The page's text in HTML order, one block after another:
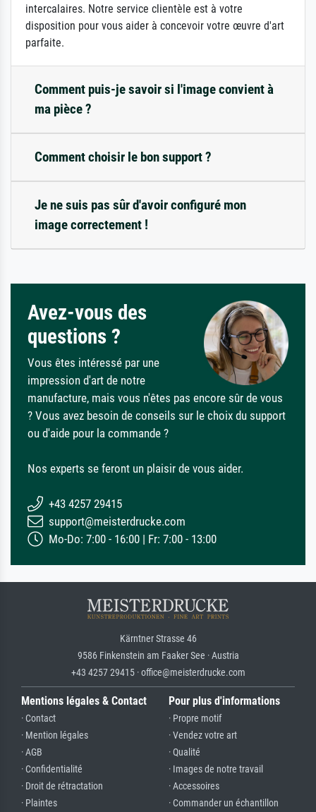
intercalaires. Notre service clientèle est à votre
disposition pour vous aider à concevoir votre œuvre d'art
parfaite.
Comment puis-je savoir si l'image convient à
ma pièce ?
Comment choisir le bon support ?
Je ne suis pas sûr d'avoir configuré mon
image correctement !
Avez-vous des
questions ?
Vous êtes intéressé par une
impression d'art de notre
manufacture, mais vous n'êtes pas encore sûr de vous
? Vous avez besoin de conseils sur le choix du support
ou d'aide pour la commande ?
Nos experts se feront un plaisir de vous aider.
+43 4257 29415
support@meisterdrucke.com
Mo-Do: 7:00 - 16:00 | Fr: 7:00 - 13:00
Kärntner Strasse 46
9586 Finkenstein am Faaker See · Austria
+43 4257 29415 · office@meisterdrucke.com
Mentions légales & Contact
· Contact
· Mention légales
· AGB
· Confidentialité
· Droit de rétractation
· Plaintes
Pour plus d'informations
· Propre motif
· Vendez votre art
· Qualité
· Images de notre travail
· Accessoires
· Commander un échantillon